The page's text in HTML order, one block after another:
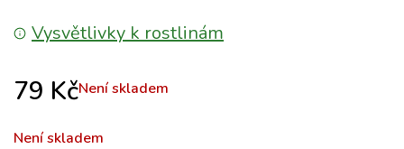
Vysvětlivky k rostlinám
79 KčNení skladem
Není skladem